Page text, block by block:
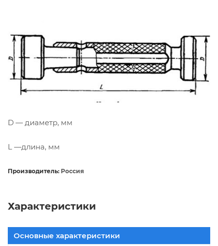
D — диаметр, мм
L —длина, мм
Производитель: Россия
Характеристики
Основные характеристики